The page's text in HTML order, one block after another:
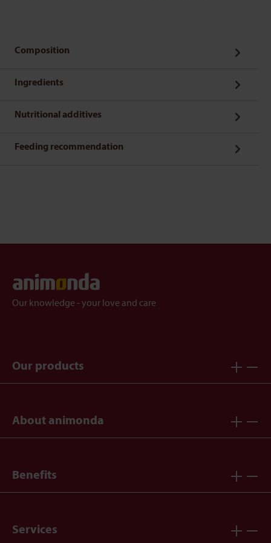
Composition
Ingredients
Nutritional additives
Feeding recommendation
Our knowledge - your love and care
Our products
About animonda
Benefits
Services